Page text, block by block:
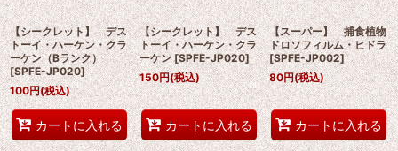
【シークレット】 デス
トーイ・ハーケン・クラ
ーケン（Bランク）
[SPFE-JP020]
100円(税込)
カートに入れる
【シークレット】 デス
トーイ・ハーケン・クラ
ーケン [SPFE-JP020]
150円(税込)
カートに入れる
【スーパー】 捕食植物
ドロソフィルム・ヒドラ
[SPFE-JP002]
80円(税込)
カートに入れる